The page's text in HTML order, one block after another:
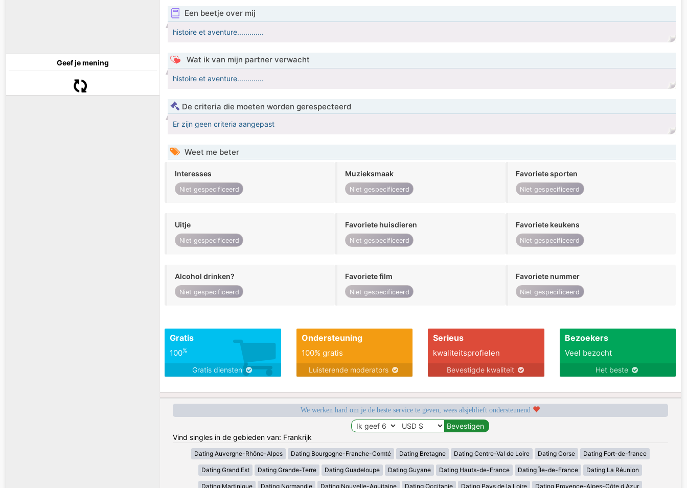
Geef je mening
Een beetje over mij
histoire et aventure.............
Wat ik van mijn partner verwacht
histoire et aventure.............
De criteria die moeten worden gerespecteerd
Er zijn geen criteria aangepast
Weet me beter
Interesses
Niet gespecificeerd
Muzieksmaak
Niet gespecificeerd
Favoriete sporten
Niet gespecificeerd
Uitje
Niet gespecificeerd
Favoriete huisdieren
Niet gespecificeerd
Favoriete keukens
Niet gespecificeerd
Alcohol drinken?
Niet gespecificeerd
Favoriete film
Niet gespecificeerd
Favoriete nummer
Niet gespecificeerd
Gratis
100%
Gratis diensten
Ondersteuning
100% gratis
Luisterende moderators
Serieus
kwaliteitsprofielen
Bevestigde kwaliteit
Bezoekers
Veel bezocht
Het beste
We werken hard om je de beste service te geven, wees alsjeblieft ondersteunend
Vind singles in de gebieden van: Frankrijk
Dating Auvergne-Rhône-Alpes Dating Bourgogne-Franche-Comté Dating Bretagne Dating Centre-Val de Loire Dating Corse Dating Fort-de-france
Dating Grand Est Dating Grande-Terre Dating Guadeloupe Dating Guyane Dating Hauts-de-France Dating Île-de-France Dating La Réunion
Dating Martinique Dating Normandie Dating Nouvelle-Aquitaine Dating Occitanie Dating Pays de la Loire Dating Provence-Alpes-Côte d Azur